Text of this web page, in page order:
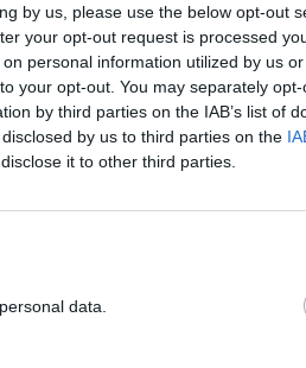
by us, please use the below opt-out
your opt-out request is processed
personal information utilized by us
your opt-out. You may separately
by third parties on the IAB’s list of
by us to third parties on the
it to other third parties.
data.
εξουσίας"
οι δημοσκοπήσεις
των θεσμών, του
δεν περιλαμβάνονται
της εξουσίας, την
μας πρόβλημα
φτάσει σε ένα
υπερβολικά